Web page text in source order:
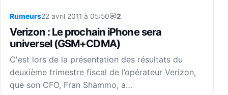
Rumeurs22 avril 2011 à 05:50 2
Verizon : Le prochain iPhone sera
universel (GSM+CDMA)
C'est lors de la présentation des résultats du
deuxième trimestre fiscal de l’opérateur Verizon,
que son CFO, Fran Shammo, a…